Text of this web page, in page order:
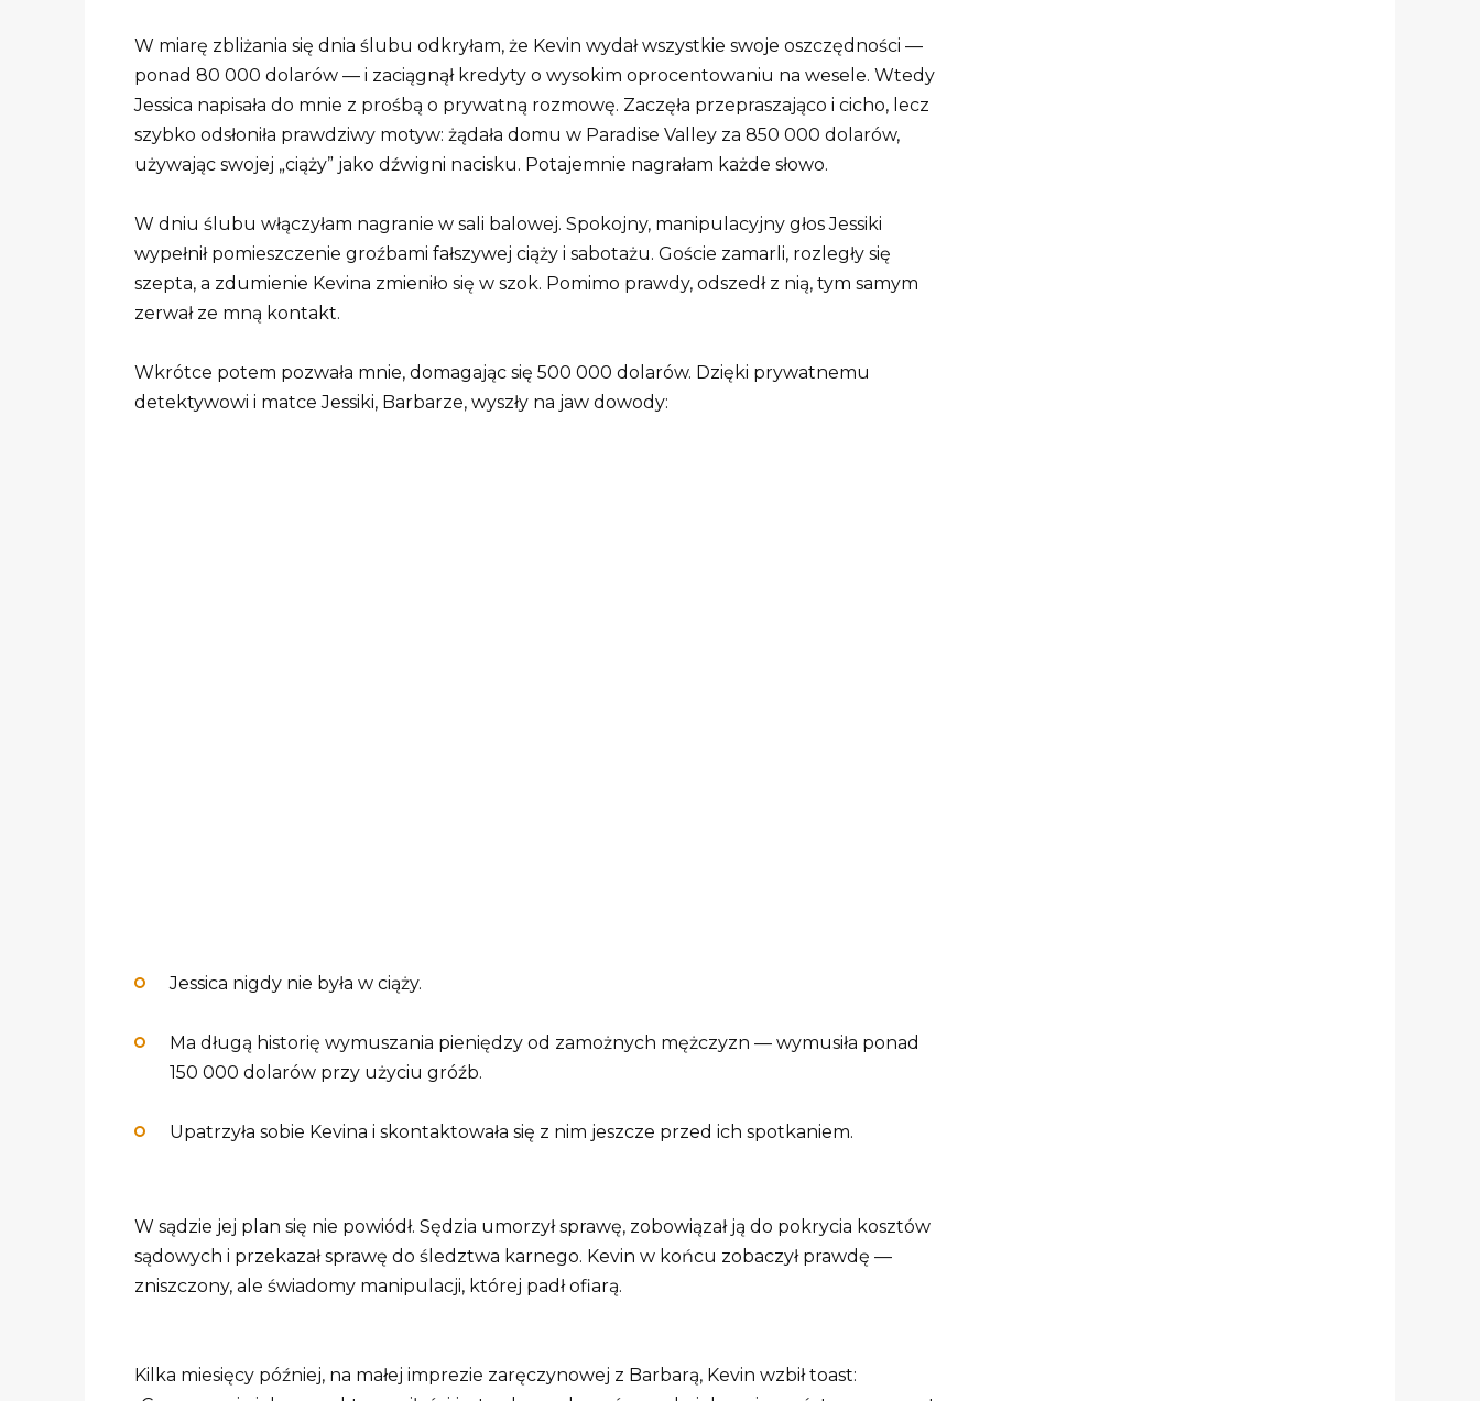
W miarę zbliżania się dnia ślubu odkryłam, że Kevin wydał wszystkie swoje oszczędności —
ponad 80 000 dolarów — i zaciągnął kredyty o wysokim oprocentowaniu na wesele. Wtedy
Jessica napisała do mnie z prośbą o prywatną rozmowę. Zaczęła przepraszająco i cicho, lecz
szybko odsłoniła prawdziwy motyw: żądała domu w Paradise Valley za 850 000 dolarów,
używając swojej „ciąży” jako dźwigni nacisku. Potajemnie nagrałam każde słowo.
W dniu ślubu włączyłam nagranie w sali balowej. Spokojny, manipulacyjny głos Jessiki
wypełnił pomieszczenie groźbami fałszywej ciąży i sabotażu. Goście zamarli, rozległy się
szepta, a zdumienie Kevina zmieniło się w szok. Pomimo prawdy, odszedł z nią, tym samym
zerwał ze mną kontakt.
Wkrótce potem pozwała mnie, domagając się 500 000 dolarów. Dzięki prywatnemu
detektywowi i matce Jessiki, Barbarze, wyszły na jaw dowody:
Jessica nigdy nie była w ciąży.
Ma długą historię wymuszania pieniędzy od zamożnych mężczyzn — wymusiła ponad
150 000 dolarów przy użyciu gróźb.
Upatrzyła sobie Kevina i skontaktowała się z nim jeszcze przed ich spotkaniem.
W sądzie jej plan się nie powiódł. Sędzia umorzył sprawę, zobowiązał ją do pokrycia kosztów
sądowych i przekazał sprawę do śledztwa karnego. Kevin w końcu zobaczył prawdę —
zniszczony, ale świadomy manipulacji, której padł ofiarą.
Kilka miesięcy później, na małej imprezie zaręczynowej z Barbarą, Kevin wzbił toast: